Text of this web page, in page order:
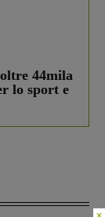
44mila
lo sport e
×